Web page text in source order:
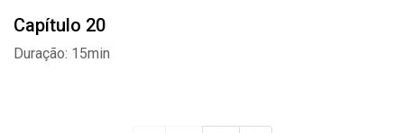
Capítulo 20
Duração: 15min